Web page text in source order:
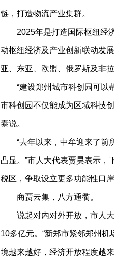
链，打造物流产业集群。
2025年是打造国际枢纽经济
动枢纽经济及产业创新联动发
亚、东亚、欧盟、俄罗斯及非
“建设郑州城市科创园可以帮
市科创园不仅能成为区域科技
泰说。
“去年以来，中牟迎来了前所
凸显。”市人大代表贾昊表示
税区，争取设立更多功能性口
商贾云集，八方通衢。
说起对内对外开放，市人大
10多亿元。“新郑市紧邻郑州
境越来越好，经济开放程度越